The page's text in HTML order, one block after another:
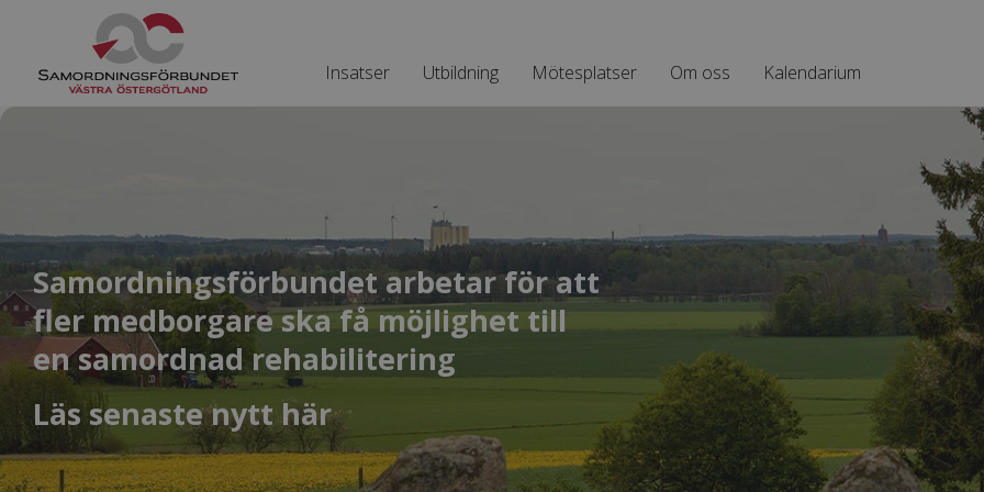
Insatser Utbildning Mötesplatser Om oss Kalendarium
Samordningsförbundet arbetar för att
fler medborgare ska få möjlighet till
en samordnad rehabilitering
Läs senaste nytt här